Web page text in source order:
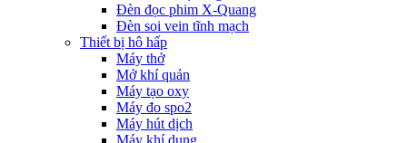
Đèn đọc phim X-Quang
Đèn soi vein tĩnh mạch
Thiết bị hô hấp
Máy thở
Mở khí quản
Máy tạo oxy
Máy đo spo2
Máy hút dịch
Máy khí dung